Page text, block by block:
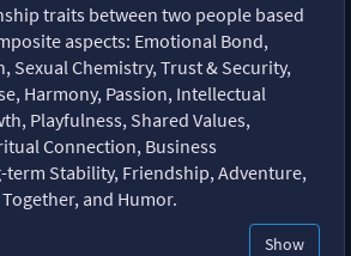
traits between two people based
aspects: Emotional Bond,
Sexual Chemistry, Trust & Security,
Harmony, Passion, Intellectual
Playfulness, Shared Values,
Connection, Business
Stability, Friendship, Adventure,
and Humor.
Show